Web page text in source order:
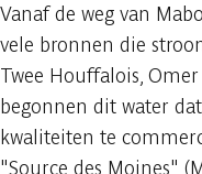
Vanaf de weg van
vele bronnen die
Twee Houffalois,
begonnen dit water
kwaliteiten te
"Source des Moines"